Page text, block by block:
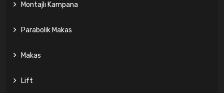
Montajlı Kampana
Parabolik Makas
Makas
Lift